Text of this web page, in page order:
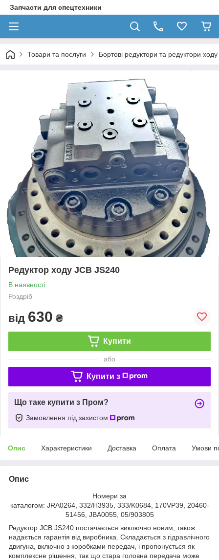
Запчасти для спецтехники
Товари та послуги Бортові редуктори та редуктори
Редуктор ходу JCB JS240
В наявності
Роздріб
від 630 ₴
Купити
або
Купити з
Що таке купити з Пром?
Замовлення під захистом
Опис Характеристики Доставка Оплата Умови
Опис
Номери за
каталогом: JRA0264, 332/H3935, 333/K0684, 170VP39, 20460-
51456, JBA0055, 05/903805
Редуктор JCB JS240 постачається виключно новим, також
надається гарантія від виробника. Складається з гідравлічного
двигуна, включно з коробками передач, і пропонується як
комплексне рішення, так що стара головна передача може